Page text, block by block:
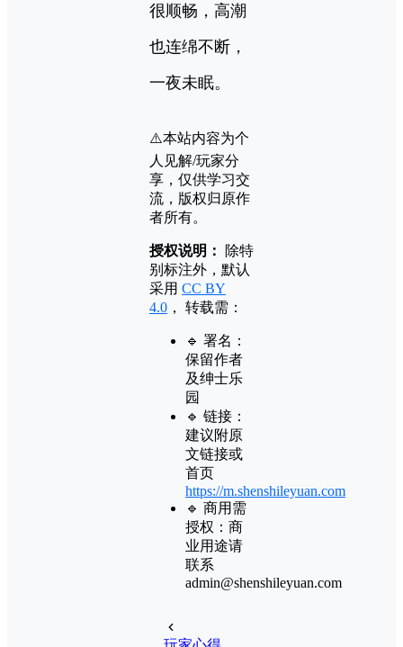
很顺畅，高潮
也连绵不断，
一夜未眠。
⚠️本站内容为个
人见解/玩家分
享，仅供学习交
流，版权归原作
者所有。
授权说明：
除特
别标注外，默认
采用 CC BY
4.0 ， 转载需：
🔹 署名：
保留作者
及绅士乐
园
🔹 链接：
建议附原
文链接或
首页
https://m.shenshileyuan.com
🔹 商用需
授权：商
业用途请
联系
admin@shenshileyuan.com